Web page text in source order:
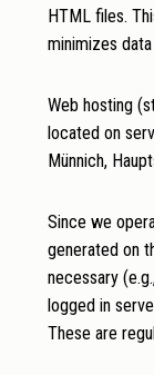
HTML files.
minimizes
Web hosting
located on
Münnich,
Since we
generated on
necessary
logged in
These are